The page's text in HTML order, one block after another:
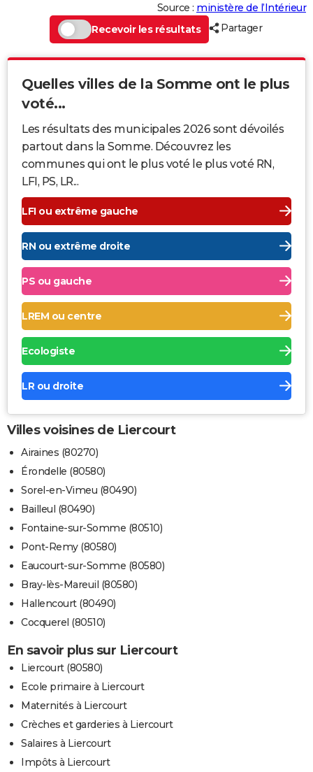
Source : ministère de l’Intérieur
Recevoir les résultats
Partager
Quelles villes de la Somme ont le plus
voté...
Les résultats des municipales 2026 sont dévoilés
partout dans la Somme. Découvrez les
communes qui ont le plus voté le plus voté RN,
LFI, PS, LR...
LFI ou extrême gauche
RN ou extrême droite
PS ou gauche
LREM ou centre
Ecologiste
LR ou droite
Villes voisines de Liercourt
Airaines (80270)
Érondelle (80580)
Sorel-en-Vimeu (80490)
Bailleul (80490)
Fontaine-sur-Somme (80510)
Pont-Remy (80580)
Eaucourt-sur-Somme (80580)
Bray-lès-Mareuil (80580)
Hallencourt (80490)
Cocquerel (80510)
En savoir plus sur Liercourt
Liercourt (80580)
Ecole primaire à Liercourt
Maternités à Liercourt
Crèches et garderies à Liercourt
Salaires à Liercourt
Impôts à Liercourt